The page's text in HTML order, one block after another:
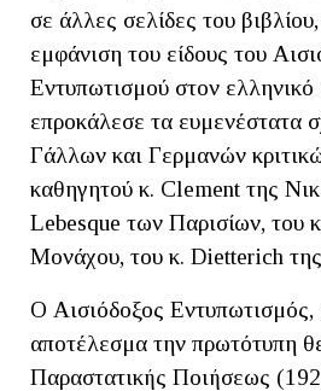
σε άλλες σελίδες του
εμφάνιση του είδους του
Εντυπωτισμού στον ελληνικό
επροκάλεσε τα ευμενέστατα
Γάλλων και Γερμανών
καθηγητού κ. Clement της
Lebesque των Παρισίων, του
Μονάχου, του κ. Dietterich
Ο Αισιόδοξος Εντυπωτισμός,
αποτέλεσμα την πρωτότυπη
Παραστατικής Ποιήσεως